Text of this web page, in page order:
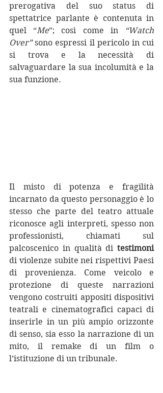
prerogativa del suo status di
spettatrice parlante è contenuta in
quel “Me”; così come in
“Watch
Over” sono espressi il pericolo in cui
si trova e la necessità di
salvaguardare la sua incolumità e la
sua funzione.
Il misto di potenza e fragilità
incarnato da questo personaggio è lo
stesso che parte del teatro attuale
riconosce agli interpreti, spesso non
professionisti, chiamati sul
palcoscenico in qualità di testimoni
di violenze subite nei rispettivi Paesi
di provenienza. Come veicolo e
protezione di queste narrazioni
vengono costruiti appositi dispositivi
teatrali e cinematografici capaci di
inserirle in un più ampio orizzonte
di senso, sia esso la narrazione di un
mito, il remake di un film o
l’istituzione di un tribunale.